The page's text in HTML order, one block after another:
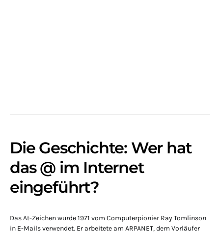
Die Geschichte: Wer hat
das @ im Internet
eingeführt?
Das At-Zeichen wurde 1971 vom Computerpionier Ray Tomlinson
in E-Mails verwendet. Er arbeitete am ARPANET, dem Vorläufer